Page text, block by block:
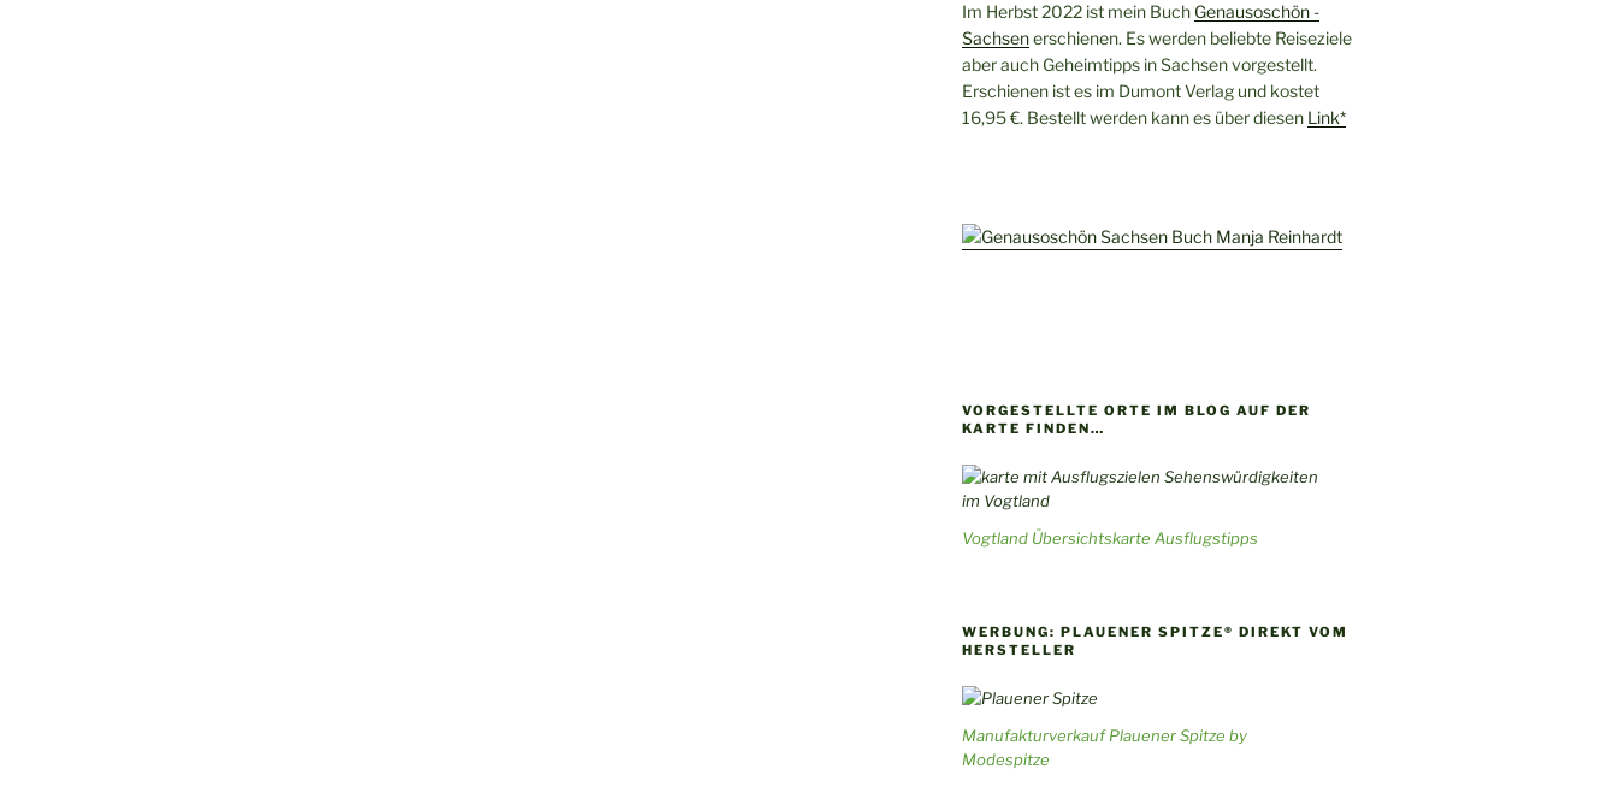
Im Herbst 2022 ist mein Buch Genausoschön -
Sachsenerschienen. Es werden beliebte Reiseziele
aber auch Geheimtipps in Sachsen vorgestellt.
Erschienen ist es im Dumont Verlag und kostet
16,95 €. Bestellt werden kann es über diesen Link*
VORGESTELLTE ORTE IM BLOG AUF DER
KARTE FINDEN…
Vogtland Übersichtskarte Ausflugstipps
WERBUNG: PLAUENER SPITZE® DIREKT VOM
HERSTELLER
Manufakturverkauf Plauener Spitze by
Modespitze